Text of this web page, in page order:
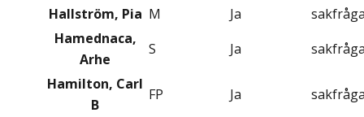
Hallström, Pia M Ja
Hamednaca,
Arhe
S Ja
Hamilton, Carl
B
FP Ja